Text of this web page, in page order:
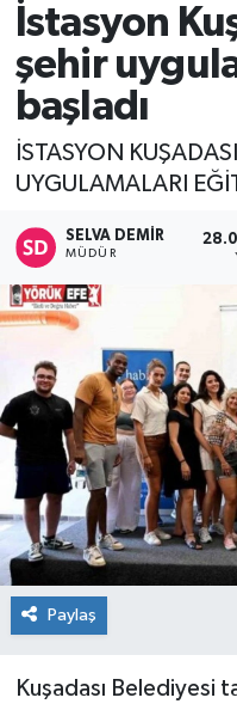
İstasyon
şehir
başladı
İSTASYON
UYGULAMALARI
SELVA DEMIR
MÜDÜR
Paylaş
Kuşadası Belediyesi
Tüm Manşetler
Son Dakika
Haber Arşivi